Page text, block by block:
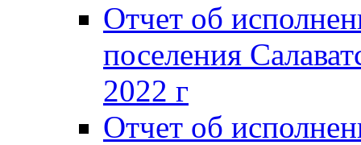
Отчет об
поселения
2022 г
Отчет об